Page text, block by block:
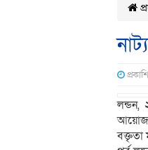
লন্ডন,
বক্তৃতা